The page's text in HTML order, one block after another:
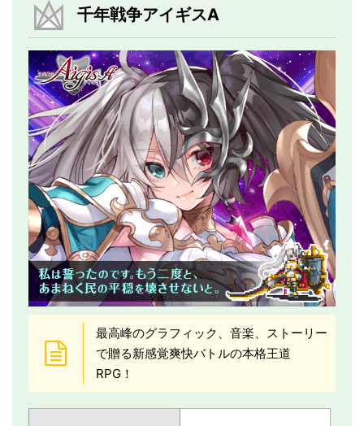
千年戦争アイギスA
最高峰のグラフィック、音楽、ストーリー
で贈る新感覚爽快バトルの本格王道
RPG！